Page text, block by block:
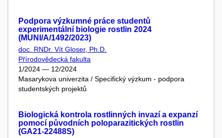
Podpora výzkumné práce studentů
experimentální biologie rostlin 2024
(MUNI/A/1492/2023)
doc. RNDr. Vít Gloser, Ph.D.
Přírodovědecká fakulta
1/2024 — 12/2024
Masarykova univerzita / Specifický výzkum - podpora
studentských projektů
Biologická kontrola rostlinných invazí a expanzí
pomocí původních poloparazitických rostlin
(GA21-22488S)